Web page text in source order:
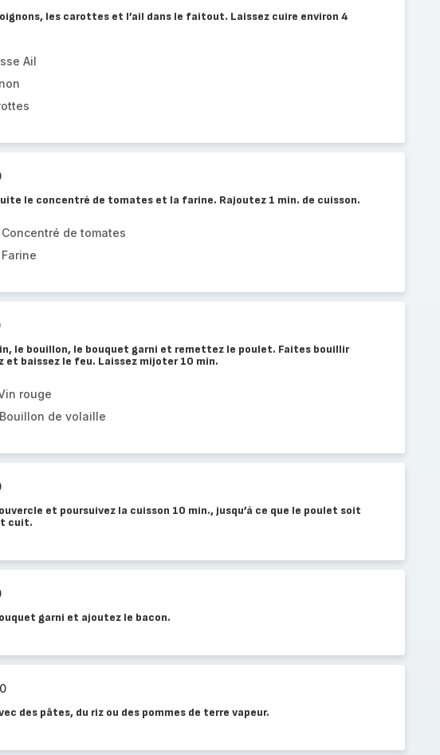
les carottes et l’ail dans le faitout. Laissez cuire environ 4
Ail
le concentré de tomates et la farine. Rajoutez 1 min. de cuisson.
de tomates
le bouillon, le bouquet garni et remettez le poulet. Faites bouillir
et baissez le feu. Laissez mijoter 10 min.
rouge
de volaille
et poursuivez la cuisson 10 min., jusqu’à ce que le poulet soit
cuit.
garni et ajoutez le bacon.
des pâtes, du riz ou des pommes de terre vapeur.